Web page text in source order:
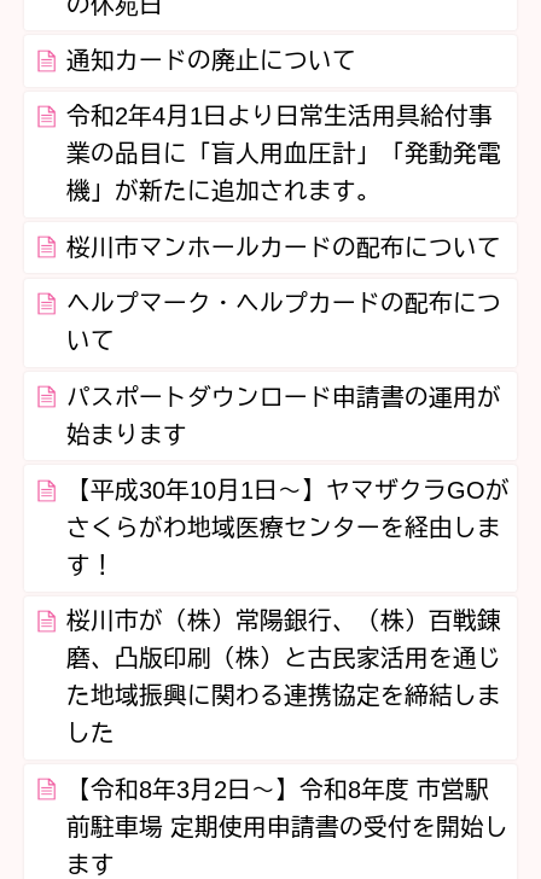
通知カードの廃止について
令和2年4月1日より日常生活用具給付事
業の品目に「盲人用血圧計」「発動発電
機」が新たに追加されます。
桜川市マンホールカードの配布について
ヘルプマーク・ヘルプカードの配布につ
いて
パスポートダウンロード申請書の運用が
始まります
【平成30年10月1日～】ヤマザクラGOが
さくらがわ地域医療センターを経由しま
す！
桜川市が（株）常陽銀行、（株）百戦錬
磨、凸版印刷（株）と古民家活用を通じ
た地域振興に関わる連携協定を締結しま
した
【令和8年3月2日～】令和8年度 市営駅
前駐車場 定期使用申請書の受付を開始し
ます